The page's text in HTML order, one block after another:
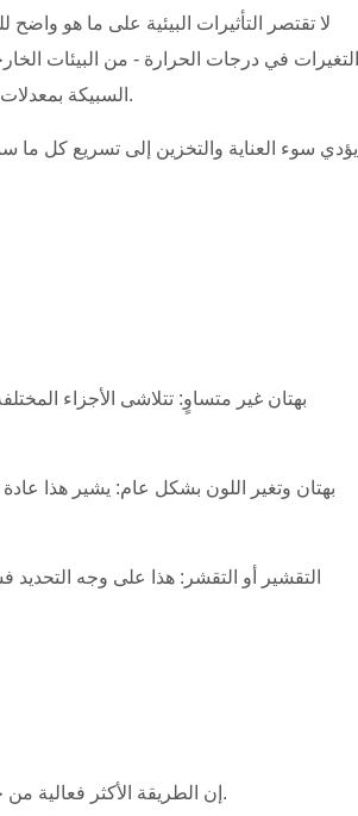
لا تقتصر التأثيرات البيئية على ما هو
التغيرات في درجات الحرارة - من البيئات
السبيكة بمعدلات متفاوتة قليلاً، مما يُسهم في حدوث إجهاد دقيق عند نقاط اتصال المعادن على مدى فترات طويلة.
يؤدي سوء العناية والتخزين إلى تسريع كل ما
إن الطريقة الأكثر فعالية من حيث التكلفة لتلاشي اللون هي الوقاية، وهي لا تتطلب سوى تغييرات سلوكية صغيرة ولكن متسقة.